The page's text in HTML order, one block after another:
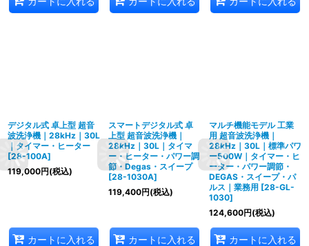
デジタル式 卓上型 超音
波洗浄機｜28kHz｜30L
｜タイマー・ヒーター
[28-100A]
119,000円(税込)
カートに入れる
スマートデジタル式 卓
上型 超音波洗浄機｜
28kHz｜30L｜タイマ
ー・ヒーター・パワー調
節・Degas・スイープ
[28-1030A]
119,400円(税込)
カートに入れる
マルチ機能モデル 工業
用 超音波洗浄機｜
28kHz｜30L｜標準パワ
ー500W｜タイマー・ヒ
ーター・パワー調節・
DEGAS・スイープ・パ
ルス｜業務用 [28-GL-
1030]
124,600円(税込)
カートに入れる